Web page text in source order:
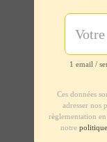
1 email /
Ces données
adresser nos
règlementation
notre